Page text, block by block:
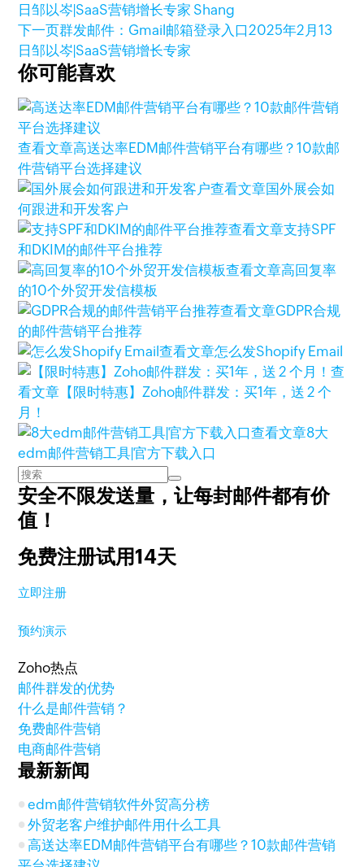
日邹以岑|SaaS营销增长专家 Shang
下一页群发邮件：Gmail邮箱登录入口 2025年2月13
日邹以岑|SaaS营销增长专家
你可能喜欢
查看文章高送达率EDM邮件营销平台有哪些？10款邮
件营销平台选择建议
查看文章国外展会如
何跟进和开发客户
查看文章支持SPF
和DKIM的邮件平台推荐
查看文章高回复率
的10个外贸开发信模板
查看文章GDPR合规
的邮件营销平台推荐
查看文章怎么发Shopify Email
查
看文章 【限时特惠】Zoho邮件群发：买1年，送 2 个
月！
查看文章8大
edm邮件营销工具|官方下载入口
安全不限发送量，让每封邮件都有价
值！
免费注册试用14天
立即注册
预约演示
Zoho热点
邮件群发的优势
什么是邮件营销？
免费邮件营销
电商邮件营销
最新新闻
edm邮件营销软件外贸高分榜
外贸老客户维护邮件用什么工具
高送达率EDM邮件营销平台有哪些？10款邮件营销